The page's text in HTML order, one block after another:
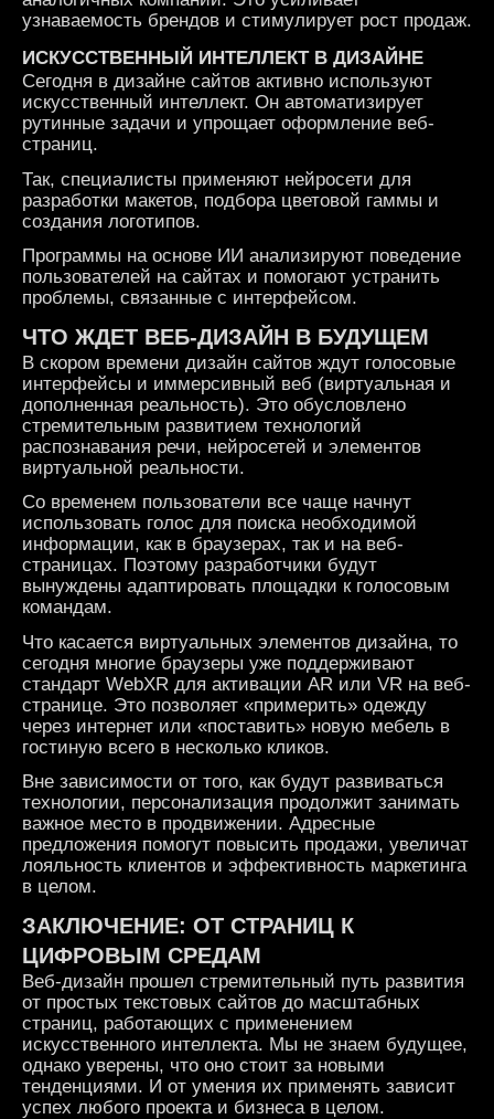
узнаваемость брендов и стимулирует рост продаж.
ИСКУССТВЕННЫЙ ИНТЕЛЛЕКТ В ДИЗАЙНЕ
Сегодня в дизайне сайтов активно используют
искусственный интеллект. Он автоматизирует
рутинные задачи и упрощает оформление веб-
страниц.
Так, специалисты применяют нейросети для
разработки макетов, подбора цветовой гаммы и
создания логотипов.
Программы на основе ИИ анализируют поведение
пользователей на сайтах и помогают устранить
проблемы, связанные с интерфейсом.
ЧТО ЖДЕТ ВЕБ-ДИЗАЙН В БУДУЩЕМ
В скором времени дизайн сайтов ждут голосовые
интерфейсы и иммерсивный веб (виртуальная и
дополненная реальность). Это обусловлено
стремительным развитием технологий
распознавания речи, нейросетей и элементов
виртуальной реальности.
Со временем пользователи все чаще начнут
использовать голос для поиска необходимой
информации, как в браузерах, так и на веб-
страницах. Поэтому разработчики будут
вынуждены адаптировать площадки к голосовым
командам.
Что касается виртуальных элементов дизайна, то
сегодня многие браузеры уже поддерживают
стандарт WebXR для активации AR или VR на веб-
странице. Это позволяет «примерить» одежду
через интернет или «поставить» новую мебель в
гостиную всего в несколько кликов.
Вне зависимости от того, как будут развиваться
технологии, персонализация продолжит занимать
важное место в продвижении. Адресные
предложения помогут повысить продажи, увеличат
лояльность клиентов и эффективность маркетинга
в целом.
ЗАКЛЮЧЕНИЕ: ОТ СТРАНИЦ К
ЦИФРОВЫМ СРЕДАМ
Веб-дизайн прошел стремительный путь развития
от простых текстовых сайтов до масштабных
страниц, работающих с применением
искусственного интеллекта. Мы не знаем будущее,
однако уверены, что оно стоит за новыми
тенденциями. И от умения их применять зависит
успех любого проекта и бизнеса в целом.